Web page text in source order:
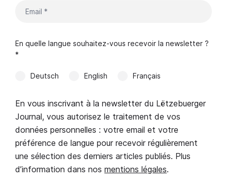
En quelle langue souhaitez-vous recevoir la newsletter ?
*
Deutsch English Français
En vous inscrivant à la newsletter du Lëtzebuerger
Journal, vous autorisez le traitement de vos
données personnelles : votre email et votre
préférence de langue pour recevoir régulièrement
une sélection des derniers articles publiés. Plus
d’information dans nos mentions légales.